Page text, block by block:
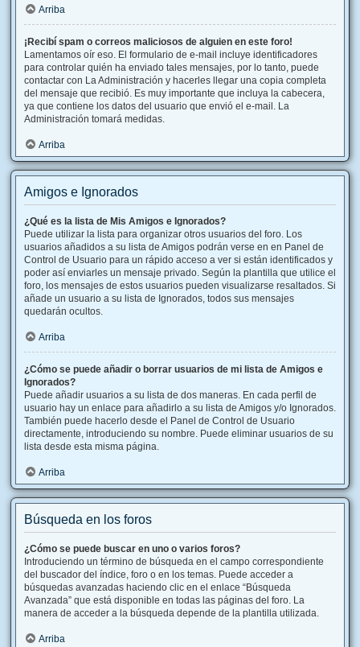
Arriba
¡Recibí spam o correos maliciosos de alguien en este foro!
Lamentamos oír eso. El formulario de e-mail incluye identificadores
para controlar quién ha enviado tales mensajes, por lo tanto, puede
contactar con La Administración y hacerles llegar una copia completa
del mensaje que recibió. Es muy importante que incluya la cabecera,
ya que contiene los datos del usuario que envió el e-mail. La
Administración tomará medidas.
Arriba
Amigos e Ignorados
¿Qué es la lista de Mis Amigos e Ignorados?
Puede utilizar la lista para organizar otros usuarios del foro. Los
usuarios añadidos a su lista de Amigos podrán verse en en Panel de
Control de Usuario para un rápido acceso a ver si están identificados y
poder así enviarles un mensaje privado. Según la plantilla que utilice el
foro, los mensajes de estos usuarios pueden visualizarse resaltados. Si
añade un usuario a su lista de Ignorados, todos sus mensajes
quedarán ocultos.
Arriba
¿Cómo se puede añadir o borrar usuarios de mi lista de Amigos e
Ignorados?
Puede añadir usuarios a su lista de dos maneras. En cada perfil de
usuario hay un enlace para añadirlo a su lista de Amigos y/o Ignorados.
También puede hacerlo desde el Panel de Control de Usuario
directamente, introduciendo su nombre. Puede eliminar usuarios de su
lista desde esta misma página.
Arriba
Búsqueda en los foros
¿Cómo se puede buscar en uno o varios foros?
Introduciendo un término de búsqueda en el campo correspondiente
del buscador del índice, foro o en los temas. Puede acceder a
búsquedas avanzadas haciendo clic en el enlace “Búsqueda
Avanzada” que está disponible en todas las páginas del foro. La
manera de acceder a la búsqueda depende de la plantilla utilizada.
Arriba